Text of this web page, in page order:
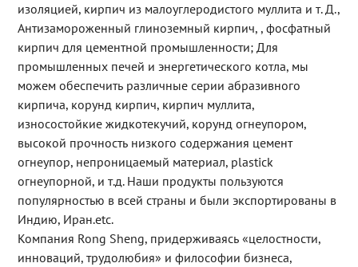
изоляцией, кирпич из малоуглеродистого муллита и т. Д.,
Антизамороженный глиноземный кирпич, , фосфатный
кирпич для цементной промышленности; Для
промышленных печей и энергетического котла, мы
можем обеспечить различные серии абразивного
кирпича, корунд кирпич, кирпич муллита,
износостойкие жидкотекучий, корунд огнеупором,
высокой прочность низкого содержания цемент
огнеупор, непроницаемый материал, plastick
огнеупорной, и т.д. Наши продукты пользуются
популярностью в всей страны и были экспортированы в
Индию, Иран.etc.
Компания Rong Sheng, придерживаясь «целостности,
инноваций, трудолюбия» и философии бизнеса,